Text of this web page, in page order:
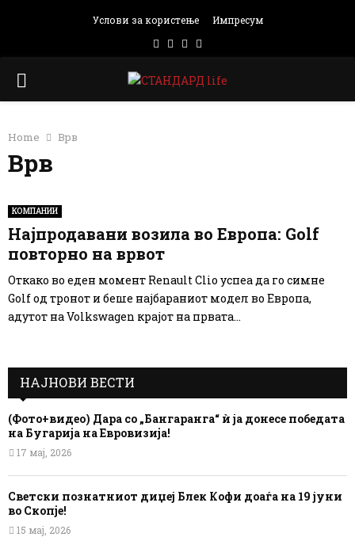
Услови за користење Импресум
Facebook
Instagram
Email
PRIMARY
Home Врв
Врв
КОМПАНИИ
Најпродавани возила во Европа: Golf
повторно на врвот
Откако во еден момент Renault Clio успеа да го симне
Golf од тронот и беше најбараниот модел во Европа,
адутот на Volkswagen крајот на првата...
НАЈНОВИ ВЕСТИ
(Фото+видео) Дара со „Бангаранга“ ѝ ја донесе победата
на Бугарија на Евровизија!
17 мај, 2026
Светски познатниот диџеј Блек Кофи доаѓа на 19 јуни
во Скопје!
15 мај, 2026